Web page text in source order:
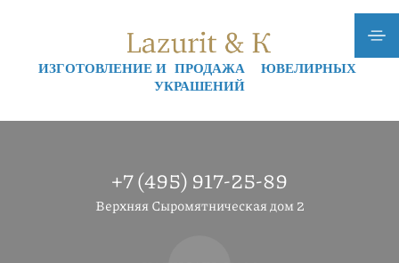
ИЗГОТОВЛЕНИЕ И ПРОДАЖА ЮВЕЛИРНЫХ
УКРАШЕНИЙ
+7 (495) 917-25-89
Верхняя Сыромятническая дом 2